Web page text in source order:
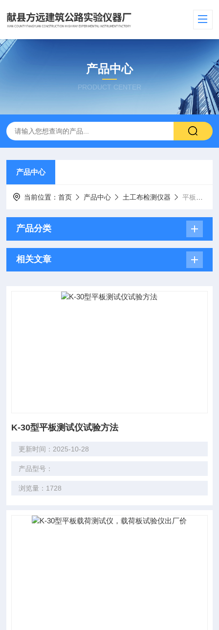
产品中心
PRODUCT CENTER
产品中心
当前位置：首页 产品中心 土工布检测仪器 平板载荷测试仪
产品分类
相关文章
K-30型平板测试仪试验方法
更新时间：2025-10-28
产品型号：
浏览量：1728